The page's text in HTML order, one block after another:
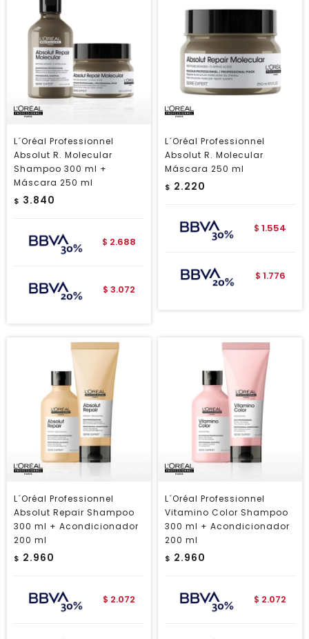
L´Oréal Professionnel
Absolut R. Molecular
Shampoo 300 ml +
Máscara 250 ml
$ 3.840
$ 2.688
$ 3.072
L´Oréal Professionnel
Absolut R. Molecular
Máscara 250 ml
$ 2.220
$ 1.554
$ 1.776
L´Oréal Professionnel
Absolut Repair Shampoo
300 ml + Acondicionador
200 ml
$ 2.960
$ 2.072
L´Oréal Professionnel
Vitamino Color Shampoo
300 ml + Acondicionador
200 ml
$ 2.960
$ 2.072